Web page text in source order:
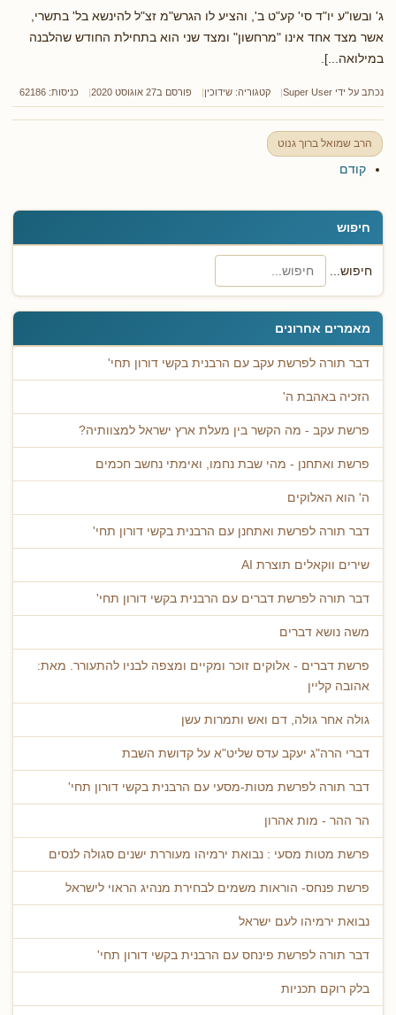
חיפוש
חיפוש...
מאמרים אחרונים
דבר תורה לפרשת עקב עם הרבנית בקשי דורון תחי'
הזכיה באהבת ה'
פרשת עקב - מה הקשר בין מעלת ארץ ישראל למצוותיה?
פרשת ואתחנן - מהי שבת נחמו, ואימתי נחשב חכמים
ה' הוא האלוקים
דבר תורה לפרשת ואתחנן עם הרבנית בקשי דורון תחי'
שירים ווקאלים תוצרת AI
דבר תורה לפרשת דברים עם הרבנית בקשי דורון תחי'
משה נושא דברים
פרשת דברים - אלוקים זוכר ומקיים ומצפה לבניו להתעורר. מאת:
אהובה קליין
גולה אחר גולה, דם ואש ותמרות עשן
דברי הרה"ג יעקב עדס שליט"א על קדושת השבת
דבר תורה לפרשת מטות-מסעי עם הרבנית בקשי דורון תחי'
הר ההר - מות אהרון
פרשת מטות מסעי : נבואת ירמיהו מעוררת ישנים סגולה לנסים
פרשת פנחס- הוראות משמים לבחירת מנהיג הראוי לישראל
נבואת ירמיהו לעם ישראל
דבר תורה לפרשת פינחס עם הרבנית בקשי דורון תחי'
בלק רוקם תכניות
ג' ובשו"ע יו"ד סי' קע"ט ב', והציע לו הגרש"מ זצ"ל להינשא בל' בתשרי,
אשר מצד אחד אינו "מרחשון" ומצד שני הוא בתחילת החודש שהלבנה
במילואה...].
נכתב על ידי Super User קטגוריה: שידוכין פורסם ב27 אוגוסט 2020 כניסות: 62186
הרב שמואל ברוך גנוט
קודם